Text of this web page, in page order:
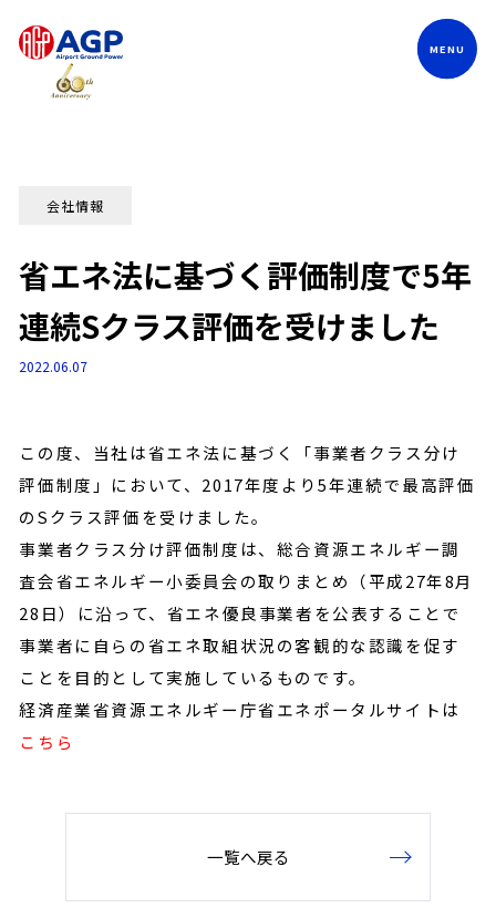
会社情報
省エネ法に基づく評価制度で5年
連続Sクラス評価を受けました
2022.06.07
この度、当社は省エネ法に基づく「事業者クラス分け
評価制度」において、2017年度より5年連続で最高評価
のSクラス評価を受けました。
事業者クラス分け評価制度は、総合資源エネルギー調
査会省エネルギー小委員会の取りまとめ（平成27年8月
28日）に沿って、省エネ優良事業者を公表することで
事業者に自らの省エネ取組状況の客観的な認識を促す
ことを目的として実施しているものです。
経済産業省資源エネルギー庁省エネポータルサイトは
こちら
一覧へ戻る